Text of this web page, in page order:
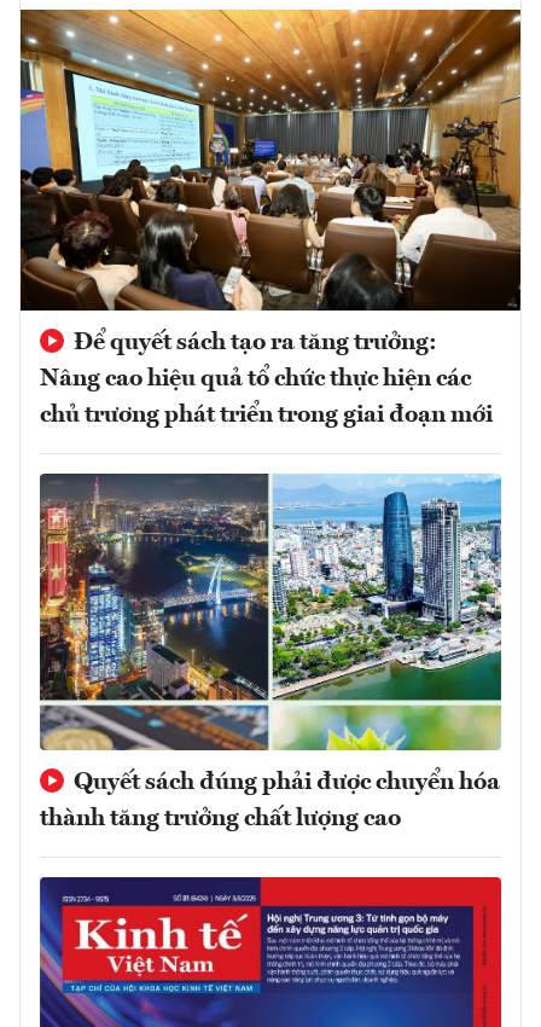
Để quyết sách tạo ra tăng trưởng:
Nâng cao hiệu quả tổ chức thực hiện các
chủ trương phát triển trong giai đoạn mới
Quyết sách đúng phải được chuyển hóa
thành tăng trưởng chất lượng cao